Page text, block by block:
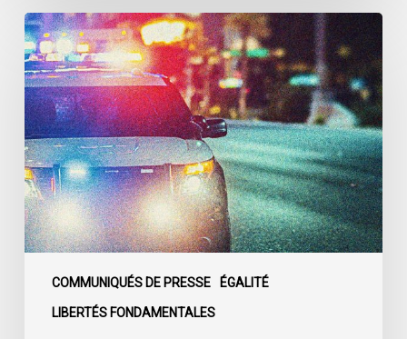
COMMUNIQUÉS DE PRESSE ÉGALITÉ
LIBERTÉS FONDAMENTALES
Appels
en
faveur
d’une
commission
d’enquête
publique
sur
le
racisme